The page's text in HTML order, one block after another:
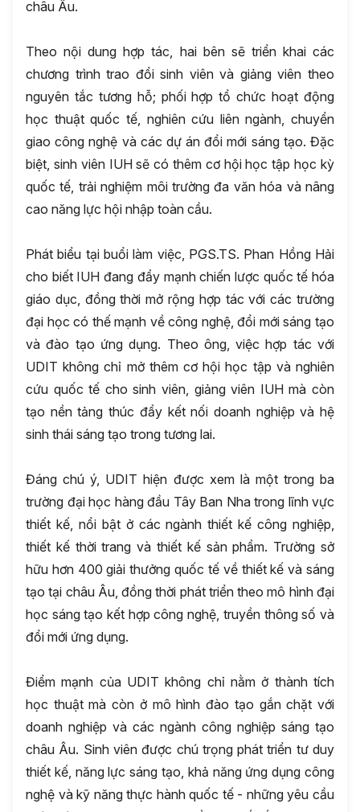
châu Âu.
Theo nội dung hợp tác, hai bên sẽ triển khai các
chương trình trao đổi sinh viên và giảng viên theo
nguyên tắc tương hỗ; phối hợp tổ chức hoạt động
học thuật quốc tế, nghiên cứu liên ngành, chuyển
giao công nghệ và các dự án đổi mới sáng tạo. Đặc
biệt, sinh viên IUH sẽ có thêm cơ hội học tập học kỳ
quốc tế, trải nghiệm môi trường đa văn hóa và nâng
cao năng lực hội nhập toàn cầu.
Phát biểu tại buổi làm việc, PGS.TS. Phan Hồng Hải
cho biết IUH đang đẩy mạnh chiến lược quốc tế hóa
giáo dục, đồng thời mở rộng hợp tác với các trường
đại học có thế mạnh về công nghệ, đổi mới sáng tạo
và đào tạo ứng dụng. Theo ông, việc hợp tác với
UDIT không chỉ mở thêm cơ hội học tập và nghiên
cứu quốc tế cho sinh viên, giảng viên IUH mà còn
tạo nền tảng thúc đẩy kết nối doanh nghiệp và hệ
sinh thái sáng tạo trong tương lai.
Đáng chú ý, UDIT hiện được xem là một trong ba
trường đại học hàng đầu Tây Ban Nha trong lĩnh vực
thiết kế, nổi bật ở các ngành thiết kế công nghiệp,
thiết kế thời trang và thiết kế sản phẩm. Trường sở
hữu hơn 400 giải thưởng quốc tế về thiết kế và sáng
tạo tại châu Âu, đồng thời phát triển theo mô hình đại
học sáng tạo kết hợp công nghệ, truyền thông số và
đổi mới ứng dụng.
Điểm mạnh của UDIT không chỉ nằm ở thành tích
học thuật mà còn ở mô hình đào tạo gắn chặt với
doanh nghiệp và các ngành công nghiệp sáng tạo
châu Âu. Sinh viên được chú trọng phát triển tư duy
thiết kế, năng lực sáng tạo, khả năng ứng dụng công
nghệ và kỹ năng thực hành quốc tế - những yêu cầu